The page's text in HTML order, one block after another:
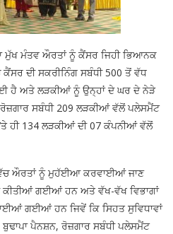
ਮੁੱਖ ਮੰਤਵ ਔਰਤਾਂ ਨੂੰ ਕੈਂਸਰ ਜਿਹੀ ਭਿਆਨਕ
ਦੀ ਸਕਰੀਨਿੰਗ ਸਬੰਧੀ 500 ਤੋਂ ਵੱਧ
ਹੈ ਅਤੇ ਲੜਕੀਆਂ ਨੂੰ ਉਨ੍ਹਾਂ ਦੇ ਘਰ ਦੇ ਨੇੜੇ
ਸਬੰਧੀ 209 ਲੜਕੀਆਂ ਵੱਲੋਂ ਪਲੇਸਮੈਂਟ
ਹੀ 134 ਲੜਕੀਆਂ ਦੀ 07 ਕੰਪਨੀਆਂ ਵੱਲੋਂ
ਔਰਤਾਂ ਨੂੰ ਮੁਹੱਈਆ ਕਰਵਾਈਆਂ ਜਾਣ
ਕੀਤੀਆਂ ਗਈਆਂ ਹਨ ਅਤੇ ਵੱਖ-ਵੱਖ ਵਿਭਾਗਾਂ
ਗਈਆਂ ਹਨ ਜਿਵੇਂ ਕਿ ਸਿਹਤ ਸੁਵਿਧਾਵਾਂ
ਪੈਨਸ਼ਨ, ਰੋਜ਼ਗਾਰ ਸਬੰਧੀ ਪਲੇਸਮੈਂਟ